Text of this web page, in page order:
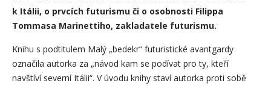
k Itálii, o prvcích futurismu či o osobnosti Filippa
Tommasa Marinettiho, zakladatele futurismu.
Knihu s podtitulem Malý „bedekr“ futuristické avantgardy
označila autorka za „návod kam se podívat pro ty, kteří
navštíví severní Itálii“. V úvodu knihy staví autorka proti sobě